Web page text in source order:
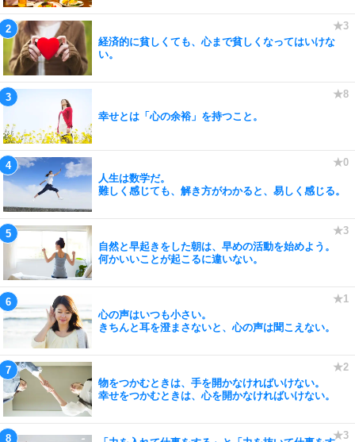
経済的に貧しくても、心まで貧しくなってはいけな
い。
幸せとは「心の余裕」を持つこと。
人生は数学だ。
難しく感じても、解き方がわかると、易しく感じる。
自然と早起きをした朝は、早めの活動を始めよう。
何かいいことが起こるに違いない。
心の声はいつも小さい。
きちんと耳を澄まさないと、心の声は聞こえない。
物をつかむときは、手を開かなければいけない。
幸せをつかむときは、心を開かなければいけない。